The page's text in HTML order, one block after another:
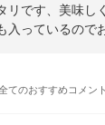
リです、美味し
入っているので
てのおすすめコメン